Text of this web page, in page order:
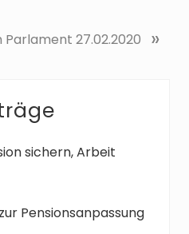
Parlament 27.02.2020 »
sichern, Arbeit
Pensionsanpassung